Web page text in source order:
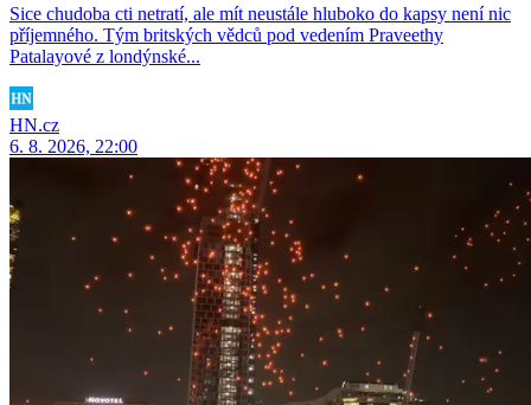
Sice chudoba cti netratí, ale mít neustále hluboko do kapsy není nic
příjemného. Tým britských vědců pod vedením Praveethy
Patalayové z londýnské...
HN.cz
6. 8. 2026, 22:00